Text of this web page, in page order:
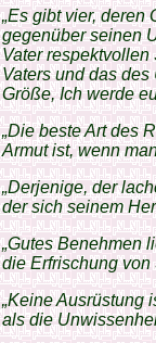
„Es gibt vier, deren
gegenüber seinen
Vater
Vaters und das des
Größe, Ich werde
„Die beste Art des
Armut ist, wenn
„Derjenige, der
der sich seinem
„Gutes Benehmen
die Erfrischung von
„Keine Ausrüstung
als die